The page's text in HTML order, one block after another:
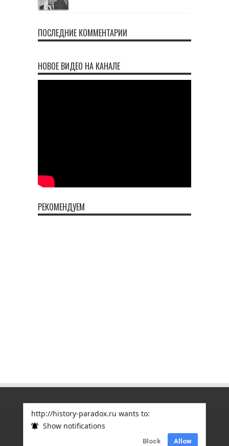
http://history-paradox.ru wants to:
Show notifications
Block Allow
ПОСЛЕДНИЕ КОММЕНТАРИИ
НОВОЕ ВИДЕО НА КАНАЛЕ
РЕКОМЕНДУЕМ